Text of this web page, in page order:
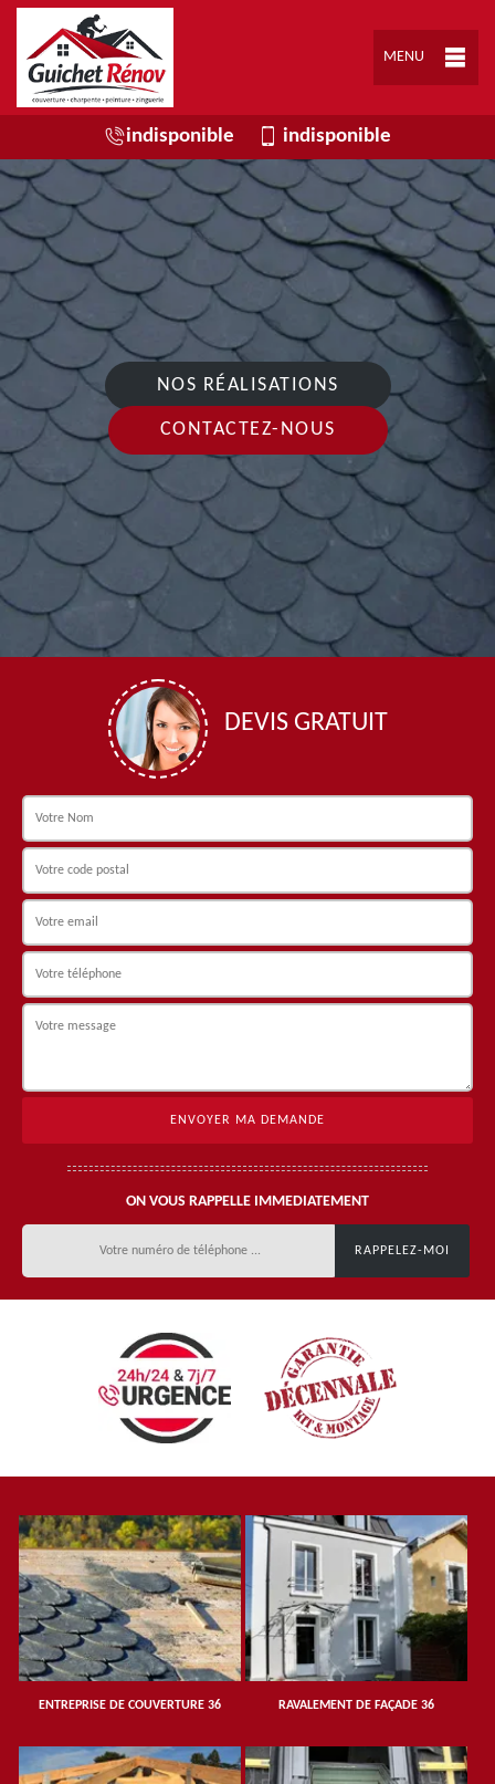
MENU
indisponible indisponible
NOS RÉALISATIONS
CONTACTEZ-NOUS
DEVIS GRATUIT
ON VOUS RAPPELLE IMMEDIATEMENT
ENTREPRISE DE COUVERTURE 36 RAVALEMENT DE FAÇADE 36